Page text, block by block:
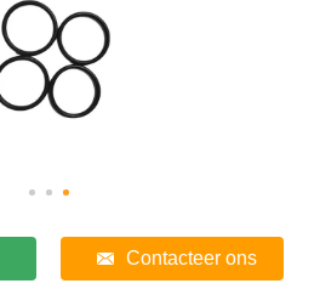
Contacteer ons